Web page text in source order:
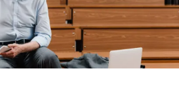
DE 2016 BY UXCREATIVE